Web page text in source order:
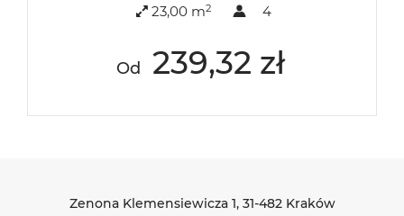
23,00 m2 4
Od 239,32 zł
Zenona Klemensiewicza 1, 31-482 Kraków